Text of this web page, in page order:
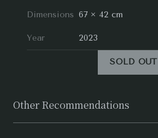
Dimensions 67 × 42 cm
Year 2023
SOLD OUT
Other Recommendations